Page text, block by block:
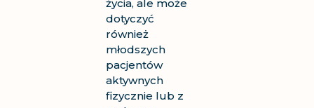
życia, ale może
dotyczyć
również
młodszych
pacjentów
aktywnych
fizycznie lub z